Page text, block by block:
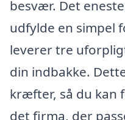
besvær. Det
udfylde en simpel
leverer tre
din indbakke.
kræfter, så du kan
det firma, der